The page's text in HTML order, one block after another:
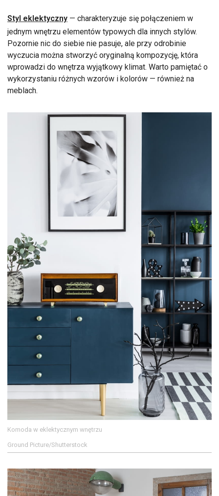
Styl eklektyczny — charakteryzuje się połączeniem w
jednym wnętrzu elementów typowych dla innych stylów.
Pozornie nic do siebie nie pasuje, ale przy odrobinie
wyczucia można stworzyć oryginalną kompozycję, która
wprowadzi do wnętrza wyjątkowy klimat. Warto pamiętać o
wykorzystaniu różnych wzorów i kolorów — również na
meblach.
Komoda w eklektycznym wnętrzu
Ground Picture/Shutterstock